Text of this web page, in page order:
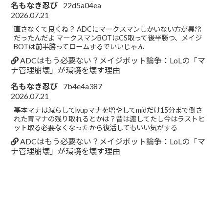
名もなき忍び
22d5a04ea
2026.07.21
直さなくて良くね？ ADCにマークスマンしかいない方が異常
だったんだよ マークスマンBOTはCS取って後半勝つ、メイジ
BOTは前半勝ってロームするでいいじゃん
ADCはもう必要ない？メイジボット論争：LoLの「マ
ナ管理崩壊」が環境を壊す理由
名もなき忍び
7b4e4a387
2026.07.21
基本マナは減らしてlvupマナを増やしてmidだけ15分まで倒さ
れた青マナの残り取れるとかは？昔は渡してたし今はラストヒ
ット取る必要なくなったから復活してもいい気がする
ADCはもう必要ない？メイジボット論争：LoLの「マ
ナ管理崩壊」が環境を壊す理由